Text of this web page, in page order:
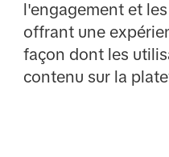
l'engagement et
offrant une
façon dont les
contenu sur la